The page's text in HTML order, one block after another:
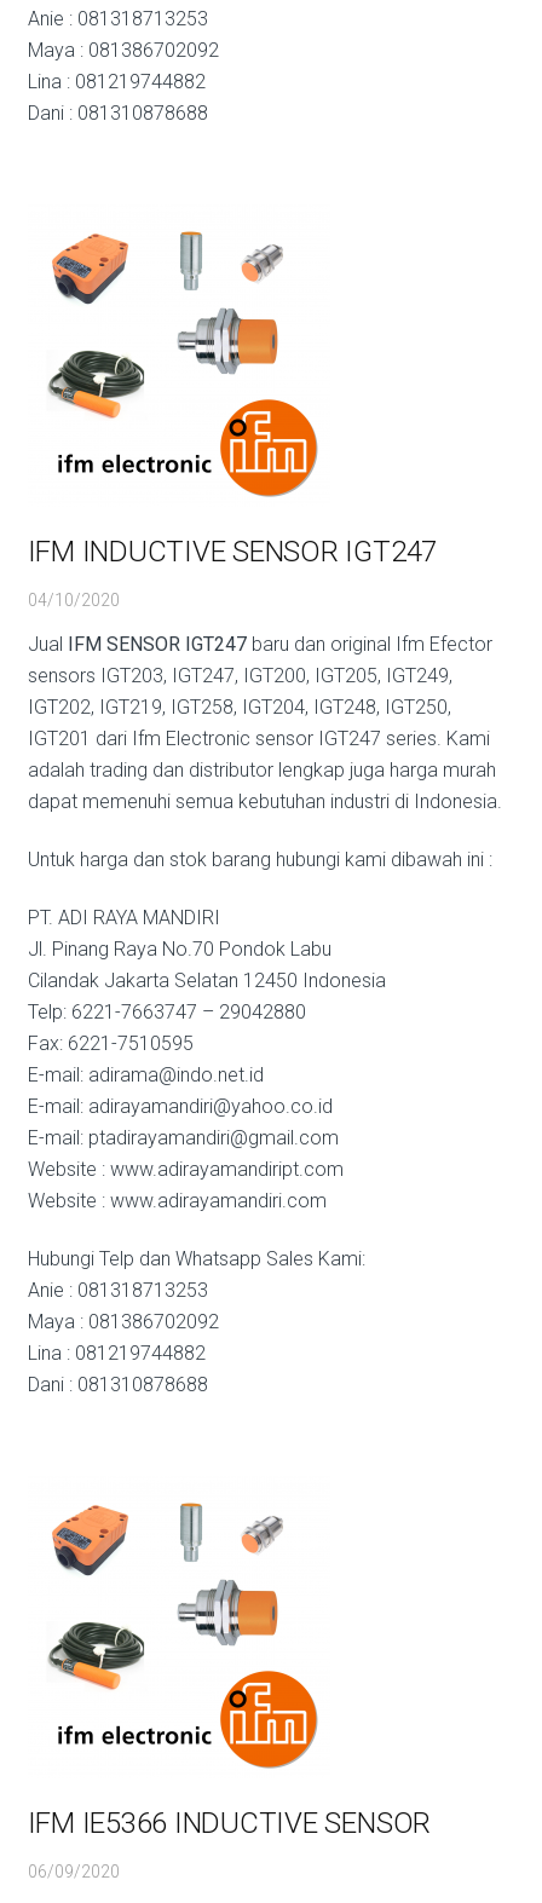
Anie : 081318713253
Maya : 081386702092
Lina : 081219744882
Dani : 081310878688
IFM INDUCTIVE SENSOR IGT247
04/10/2020
Jual IFM SENSOR IGT247baru dan original Ifm Efector
sensors IGT203, IGT247, IGT200, IGT205, IGT249,
IGT202, IGT219, IGT258, IGT204, IGT248, IGT250,
IGT201 dari Ifm Electronic sensor IGT247 series. Kami
adalah trading dan distributor lengkap juga harga murah
dapat memenuhi semua kebutuhan industri di Indonesia.
Untuk harga dan stok barang hubungi kami dibawah ini :
PT. ADI RAYA MANDIRI
Jl. Pinang Raya No.70 Pondok Labu
Cilandak Jakarta Selatan 12450 Indonesia
Telp: 6221-7663747 – 29042880
Fax: 6221-7510595
E-mail: adirama@indo.net.id
E-mail: adirayamandiri@yahoo.co.id
E-mail: ptadirayamandiri@gmail.com
Website : www.adirayamandiript.com
Website : www.adirayamandiri.com
Hubungi Telp dan Whatsapp Sales Kami:
Anie : 081318713253
Maya : 081386702092
Lina : 081219744882
Dani : 081310878688
IFM IE5366 INDUCTIVE SENSOR
06/09/2020